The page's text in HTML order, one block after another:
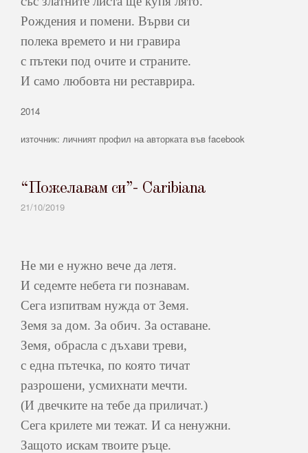
Рождения и помени. Върви си
полека времето и ни гравира
с пътеки под очите и страните.
И само любовта ни реставрира.
2014
източник: личният профил на авторката във facebook
“Пожелавам си”- Caribiana
21/10/2019
Не ми е нужно вече да летя.
И седемте небета ги познавам.
Сега изпитвам нужда от Земя.
Земя за дом. За обич. За оставане.
Земя, обрасла с дъхави треви,
с една пътечка, по която тичат
разрошени, усмихнати мечти.
(И двечките на тебе да приличат.)
Сега крилете ми тежат. И са ненужни.
Защото искам твоите ръце.